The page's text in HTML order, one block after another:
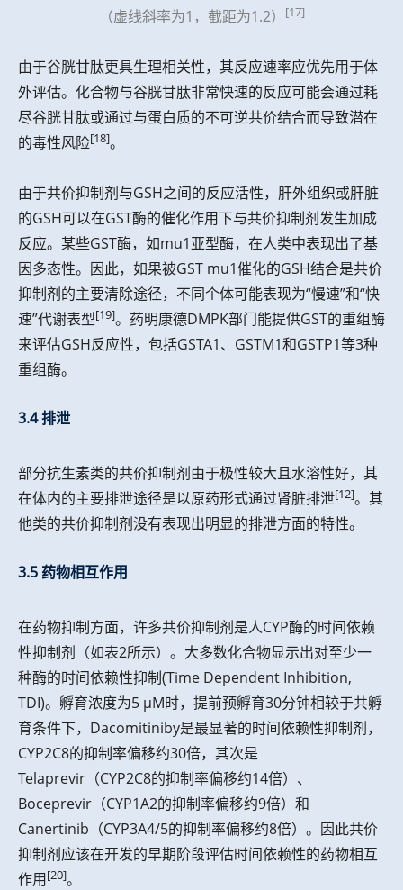
（虚线斜率为1，截距为1.2）
[17]
由于谷胱甘肽更具生理相关性，其反应速率应优先用于体
外评估。化合物与谷胱甘肽非常快速的反应可能会通过耗
尽谷胱甘肽或通过与蛋白质的不可逆共价结合而导致潜在
的毒性风险[18]。
由于共价抑制剂与GSH之间的反应活性，肝外组织或肝脏
的GSH可以在GST酶的催化作用下与共价抑制剂发生加成
反应。某些GST酶，如mu1亚型酶，在人类中表现出了基
因多态性。因此，如果被GST mu1催化的GSH结合是共价
抑制剂的主要清除途径，不同个体可能表现为“慢速”和“快
速”代谢表型[19]。药明康德DMPK部门能提供GST的重组酶
来评估GSH反应性，包括GSTA1、GSTM1和GSTP1等3种
重组酶。
3.4 排泄
部分抗生素类的共价抑制剂由于极性较大且水溶性好，其
在体内的主要排泄途径是以原药形式通过肾脏排泄[12]。其
他类的共价抑制剂没有表现出明显的排泄方面的特性。
3.5 药物相互作用
在药物抑制方面，许多共价抑制剂是人CYP酶的时间依赖
性抑制剂（如表2所示）。大多数化合物显示出对至少一
种酶的时间依赖性抑制(Time Dependent Inhibition,
TDI)。孵育浓度为5 μM时，提前预孵育30分钟相较于共孵
育条件下，Dacomitiniby是最显著的时间依赖性抑制剂，
CYP2C8的抑制率偏移约30倍，其次是
Telaprevir（CYP2C8的抑制率偏移约14倍）、
Boceprevir（CYP1A2的抑制率偏移约9倍）和
Canertinib（CYP3A4/5的抑制率偏移约8倍）。因此共价
抑制剂应该在开发的早期阶段评估时间依赖性的药物相互
作用[20]。